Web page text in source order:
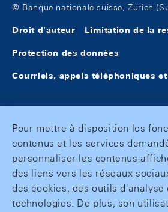
© Banque nationale suisse, Zurich
Droit d'auteur Limitation de la
Protection des données
Courriels, appels téléphoniques
Pour mettre à disposition les
contenus et les services
personnaliser les contenus
des liens vers les réseaux
des cookies, des outils d'analyse
technologies. De plus, son